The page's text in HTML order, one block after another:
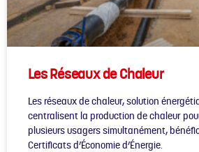
Les Réseaux de Chaleur
Les réseaux de chaleur, solution
centralisent la production de chaleur
plusieurs usagers simultanément,
Certificats d’Économie d’Énergie.